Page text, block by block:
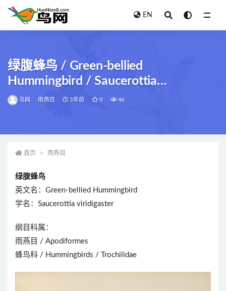
EN
绿腹蜂鸟 / Green-bellied
Hummingbird / Saucerottia
viridigaster
鸟网 雨燕目 3年前 0 46
首页 雨燕目
绿腹蜂鸟
英文名：Green-bellied Hummingbird
学名：Saucerottia viridigaster
纲目科属：
雨燕目 / Apodiformes
蜂鸟科 / Hummingbirds / Trochilidae